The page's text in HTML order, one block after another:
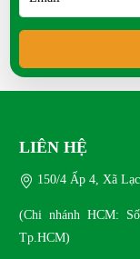
Mới
Kỹ
Kỹ
SAT 10,
LIÊN HỆ
150/4 Ấp 4, Xã
(Chi nhánh HCM:
Tp.HCM)